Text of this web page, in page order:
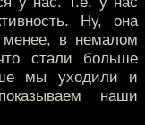
Ну, она
в немалом
стали больше
мы уходили и
наши